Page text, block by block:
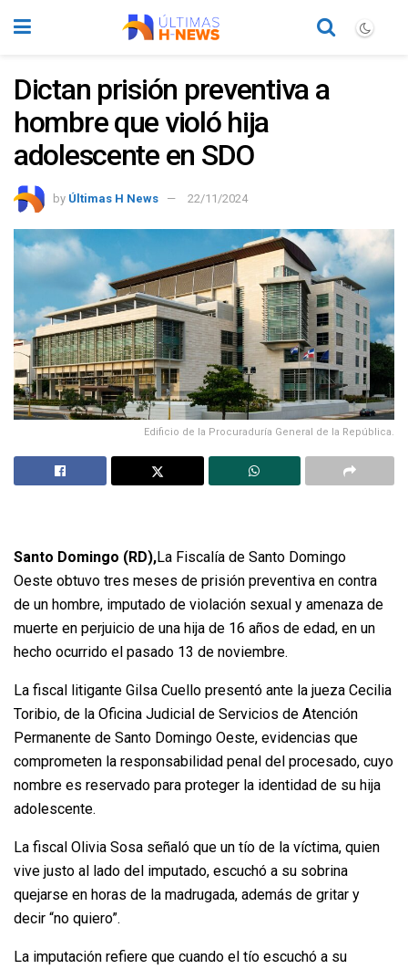
Dictan prisión preventiva a
hombre que violó hija
adolescente en SDO
by Últimas H News 22/11/2024
Edificio de la Procuraduría General de la República.
Santo Domingo (RD),La Fiscalía de Santo Domingo
Oeste obtuvo tres meses de prisión preventiva en contra
de un hombre, imputado de violación sexual y amenaza de
muerte en perjuicio de una hija de 16 años de edad, en un
hecho ocurrido el pasado 13 de noviembre.
La fiscal litigante Gilsa Cuello presentó ante la jueza Cecilia
Toribio, de la Oficina Judicial de Servicios de Atención
Permanente de Santo Domingo Oeste, evidencias que
comprometen la responsabilidad penal del procesado, cuyo
nombre es reservado para proteger la identidad de su hija
adolescente.
La fiscal Olivia Sosa señaló que un tío de la víctima, quien
vive justo al lado del imputado, escuchó a su sobrina
quejarse en horas de la madrugada, además de gritar y
decir “no quiero”.
La imputación refiere que cuando el tío escuchó a su